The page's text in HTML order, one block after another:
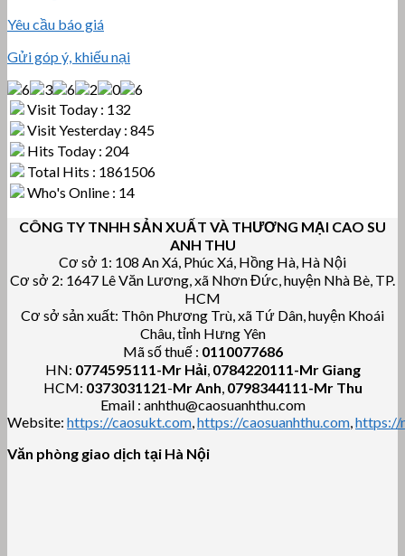
Yêu cầu báo giá
Gửi góp ý, khiếu nại
Visit Today : 132
Visit Yesterday : 845
Hits Today : 204
Total Hits : 1861506
Who's Online : 14
CÔNG TY TNHH SẢN XUẤT VÀ THƯƠNG MẠI CAO SU
ANH THU
Cơ sở 1: 108 An Xá, Phúc Xá, Hồng Hà, Hà Nội
Cơ sở 2: 1647 Lê Văn Lương, xã Nhơn Đức, huyện Nhà Bè, TP.
HCM
Cơ sở sản xuất: Thôn Phương Trù, xã Tứ Dân, huyện Khoái
Châu, tỉnh Hưng Yên
Mã số thuế : 0110077686
HN: 0774595111-Mr Hải, 0784220111-Mr Giang
HCM: 0373031121-Mr Anh, 0798344111-Mr Thu
Email : anhthu@caosuanhthu.com
Website: https://caosukt.com,https://caosuanhthu.com,https://
Văn phòng giao dịch tại Hà Nội